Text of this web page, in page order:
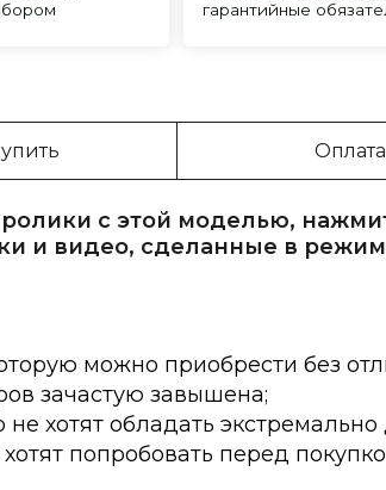
Оплата
с этой моделью,
и видео, сделанные в
можно приобрести без
зачастую завышена;
хотят обладать
попробовать перед